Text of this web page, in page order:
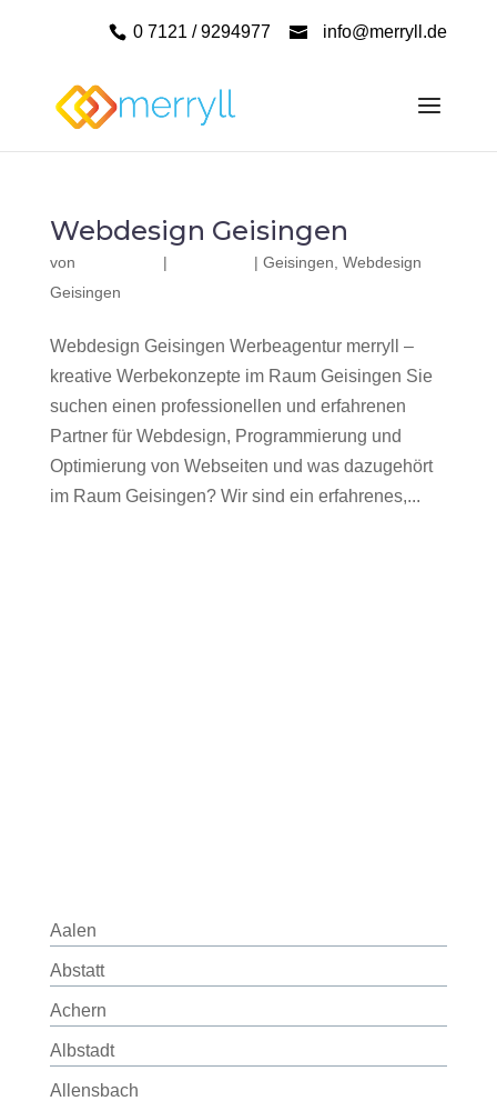
0 7121 / 9294977 info@merryll.de
Webdesign Geisingen
von | | Geisingen Webdesign
Geisingen
Webdesign Geisingen Werbeagentur merryll –
kreative Werbekonzepte im Raum Geisingen Sie
suchen einen professionellen und erfahrenen
Partner für Webdesign, Programmierung und
Optimierung von Webseiten und was dazugehört
im Raum Geisingen? Wir sind ein erfahrenes,...
Aalen
Abstatt
Achern
Albstadt
Allensbach